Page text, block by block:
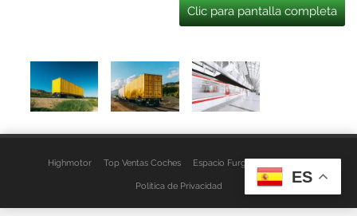
Clic para pantalla completa
Highmotor Top Ventas Coches Espacio Furgo Aviso Legal
Política de Privacidad ES